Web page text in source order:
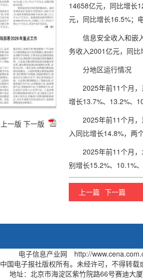
上一版 下一版
14658亿元，同比增长
元，同比增长16.5%；
信息安全收入和嵌
务收入2001亿元，同比
分地区运行情况
2025年前11个月
增长13.7%、13.2%、
2025年前11个月
入同比增长14.8%，两
2025年前11个月
别增长15.2%、10.1%
上一篇 下一篇
电子信息产业网 http://
中国电子报社版权所有。未经许可，不得转载
地址：北京市海淀区紫竹院路66号赛迪大